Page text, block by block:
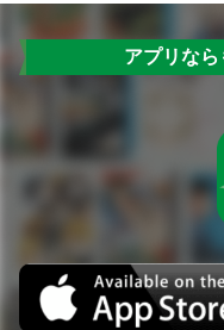
アプリなら